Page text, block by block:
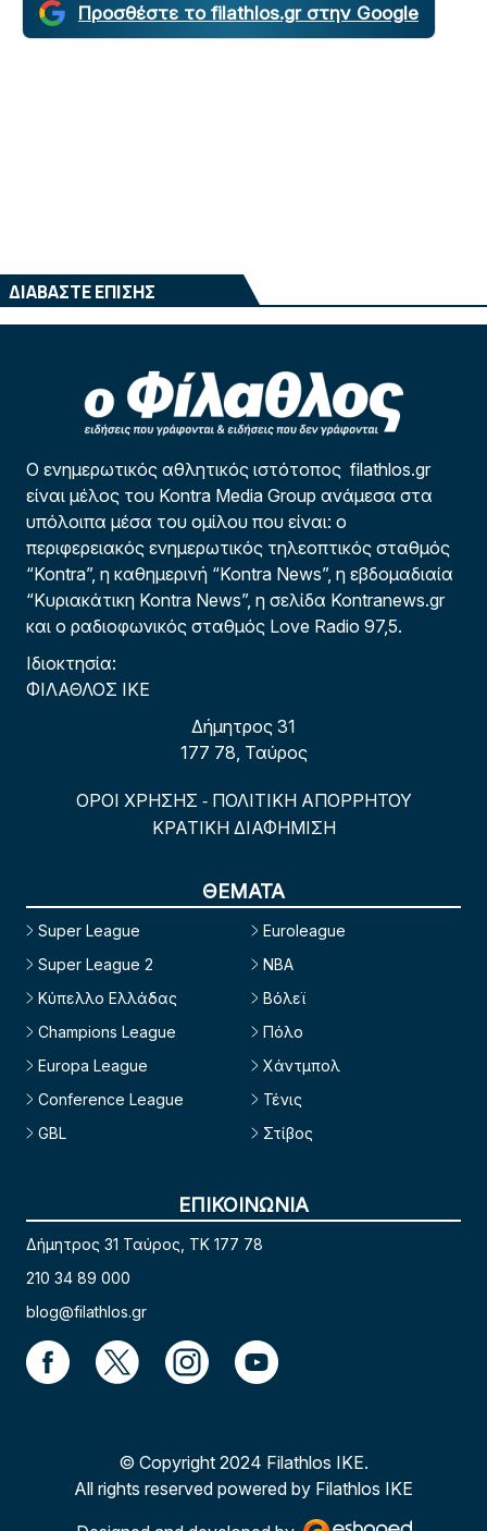
Προσθέστε το filathlos.gr στην Google
ΔΙΑΒΑΣΤΕ ΕΠΙΣΗΣ
Ο ενημερωτικός αθλητικός ιστότοπος filathlos.gr
είναι μέλος του Kontra Media Group ανάμεσα στα
υπόλοιπα μέσα του ομίλου που είναι: ο
περιφερειακός ενημερωτικός τηλεοπτικός σταθμός
“Kontra”, η καθημερινή “Kontra News”, η εβδομαδιαία
“Κυριακάτικη Kontra News”, η σελίδα Kontranews.gr
και ο ραδιοφωνικός σταθμός Love Radio 97,5.
Ιδιοκτησία:
ΦΙΛΑΘΛΟΣ ΙΚΕ
Δήμητρος 31
177 78, Ταύρος
ΟΡΟΙ ΧΡΗΣΗΣ - ΠΟΛΙΤΙΚΗ ΑΠΟΡΡΗΤΟΥ
ΚΡΑΤΙΚΗ ΔΙΑΦΗΜΙΣΗ
ΘΕΜΑΤΑ
Super League
Super League 2
Κύπελλο Ελλάδας
Champions League
Europa League
Conference League
GBL
Euroleague
NBA
Βόλεϊ
Πόλο
Χάντμπολ
Τένις
Στίβος
ΕΠΙΚΟΙΝΩΝΙΑ
Δήμητρος 31 Ταύρος, TK 177 78
210 34 89 000
blog@filathlos.gr
© Copyright 2024 Filathlos ΙΚΕ.
All rights reserved powered by Filathlos ΙΚΕ